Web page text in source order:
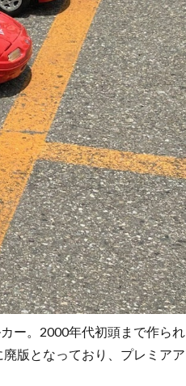
ー。2000年代初頭まで作られ
版となっており、プレミアア